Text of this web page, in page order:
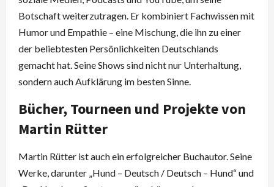
Botschaft weiterzutragen. Er kombiniert Fachwissen mit
Humor und Empathie – eine Mischung, die ihn zu einer
der beliebtesten Persönlichkeiten Deutschlands
gemacht hat. Seine Shows sind nicht nur Unterhaltung,
sondern auch Aufklärung im besten Sinne.
Bücher, Tourneen und Projekte von
Martin Rütter
Martin Rütter ist auch ein erfolgreicher Buchautor. Seine
Werke, darunter „Hund – Deutsch / Deutsch – Hund“ und